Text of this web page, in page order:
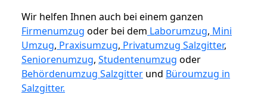
Wir helfen Ihnen auch bei einem ganzen
Firmenumzug oder bei dem Laborumzug, Mini
Umzug, Praxisumzug, Privatumzug Salzgitter,
Seniorenumzug, Studentenumzug oder
Behördenumzug Salzgitter und Büroumzug in
Salzgitter.